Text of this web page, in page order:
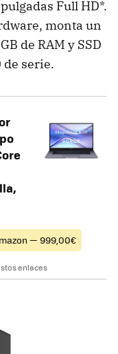
Full HD*.
monta un
de RAM y SSD
de serie.
— 999,00€
enlaces